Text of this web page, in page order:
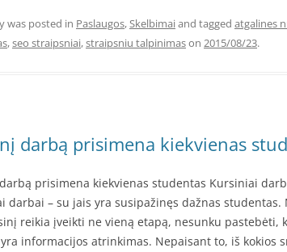
was posted in Paslaugos,Skelbimaiand tagged atgalines
,seo straipsniai,straipsniu talpinimason 2015/08/23.
darbą prisimena kiekvienas
prisimena kiekvienas studentas Kursiniai
darbai – su jais yra susipažinęs dažnas
reikia įveikti ne vieną etapą, nesunku pastebėti,
informacijos atrinkimas. Nepaisant to, iš kokios